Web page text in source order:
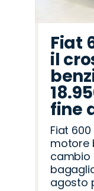
Fiat
il
fine
Fiat
motore
cambio
agosto